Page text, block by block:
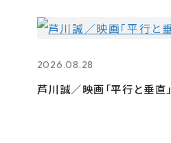
2026.08.28
芦川誠／映画「平行と垂直」